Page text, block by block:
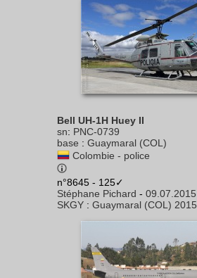
Bell UH-1H Huey II
sn: PNC-0739
base : Guaymaral (COL)
Colombie - police
n°8645 - 125✓
Stéphane Pichard - 09.07.2015
SKGY : Guaymaral (COL) 2015